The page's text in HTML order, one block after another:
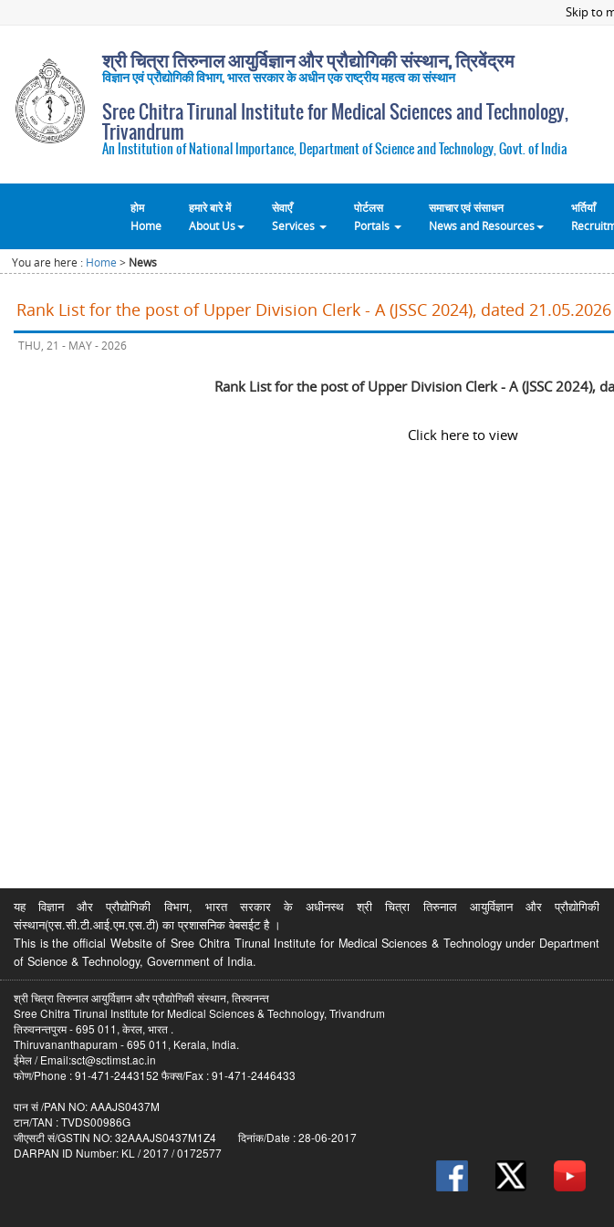
Skip to
श्री चित्रा तिरुनाल आयुर्विज्ञान और प्रौद्योगिकी संस्थान, त्रिवेंद्रम
विज्ञान एवं प्रौद्योगिकी विभाग, भारत सरकार के अधीन एक राष्ट्रीय महत्व का संस्थान
Sree Chitra Tirunal Institute for Medical Sciences and Technology,
Trivandrum
An Institution of National Importance, Department of Science and Technology, Govt. of India
होम
Home
हमारे बारे में
About Us
सेवाएँ
Services
पोर्टलस
Portals
समाचार एवं संसाधन
News and Resources
भर्तियाँ
You are here : Home > News
Rank List for the post of Upper Division Clerk - A (JSSC 2024), dated 21.05.2026
THU, 21 - MAY - 2026
Rank List for the post of Upper Division Clerk - A (JSSC 2024),
Click here to view
यह विज्ञान और प्रौद्योगिकी विभाग, भारत सरकार के अधीनस्थ श्री चित्रा तिरुनाल आयुर्विज्ञान और प्रौद्योगिकी
संस्थान(एस.सी.टी.आई.एम.एस.टी) का प्रशासनिक वेबसईट है ।
This is the official Website of Sree Chitra Tirunal Institute for Medical Sciences & Technology under Department
of Science & Technology, Government of India.
श्री चित्रा तिरुनाल आयुर्विज्ञान और प्रौद्योगिकी संस्थान, तिरुवनन्त
Sree Chitra Tirunal Institute for Medical Sciences & Technology, Trivandrum
तिरुवनन्तपुरम - 695 011, केरल, भारत .
Thiruvananthapuram - 695 011, Kerala, India.
ईमेल / Email:sct@sctimst.ac.in
फोण/Phone : 91-471-2443152 फैक्स/Fax : 91-471-2446433
पान सं /PAN NO: AAAJS0437M
टान/TAN : TVDS00986G
जीएसटी सं/GSTIN NO: 32AAAJS0437M1Z4 दिनांक/Date : 28-06-2017
DARPAN ID Number: KL / 2017 / 0172577